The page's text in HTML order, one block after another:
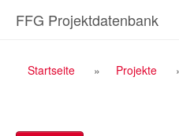
InhaltFFG Projektdatenbank
Breadcrumb
Startseite Projekte